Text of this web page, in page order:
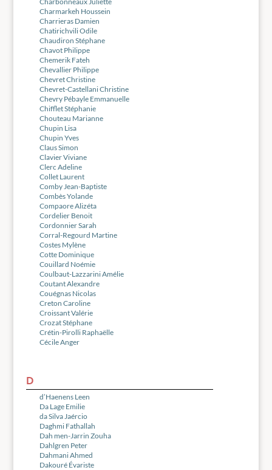
Charmarkeh Houssein
Charrieras Damien
Chatirichvili Odile
Chaudiron Stéphane
Chavot Philippe
Chemerik Fateh
Chevallier Philippe
Chevret Christine
Chevret-Castellani Christine
Chevry Pébayle Emmanuelle
Chifflet Stéphanie
Chouteau Marianne
Chupin Lisa
Chupin Yves
Claus Simon
Clavier Viviane
Clerc Adeline
Collet Laurent
Comby Jean-Baptiste
Combès Yolande
Compaore Alizéta
Cordelier Benoit
Cordonnier Sarah
Corral-Regourd Martine
Costes Mylène
Cotte Dominique
Couillard Noémie
Coulbaut-Lazzarini Amélie
Coutant Alexandre
Couégnas Nicolas
Creton Caroline
Croissant Valérie
Crozat Stéphane
Crétin-Pirolli Raphaëlle
Cécile Anger
D
d’Haenens Leen
Da Lage Emilie
da Silva Jaércio
Daghmi Fathallah
Dah men-Jarrin Zouha
Dahlgren Peter
Dahmani Ahmed
Dakouré Évariste